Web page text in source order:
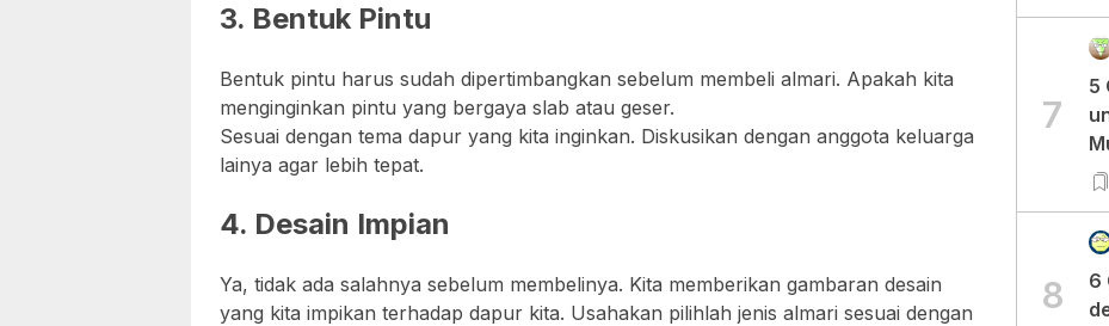
3. Bentuk Pintu
Bentuk pintu harus sudah dipertimbangkan sebelum membeli almari. Apakah kita
menginginkan pintu yang bergaya slab atau geser.
Sesuai dengan tema dapur yang kita inginkan. Diskusikan dengan anggota keluarga
lainya agar lebih tepat.
4. Desain Impian
Ya, tidak ada salahnya sebelum membelinya. Kita memberikan gambaran desain
yang kita impikan terhadap dapur kita. Usahakan pilihlah jenis almari sesuai dengan
7
5
8
6